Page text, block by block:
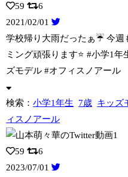
59
6
2021/02/01
学校帰り大雨だったぁ☔️ 今週
ミング頑張ります⭐️ #小学1年
ズモデル #オフィスノアール
検索：小学1年生 7歳 キッズ
ィスノアール
59
6
2023/07/01